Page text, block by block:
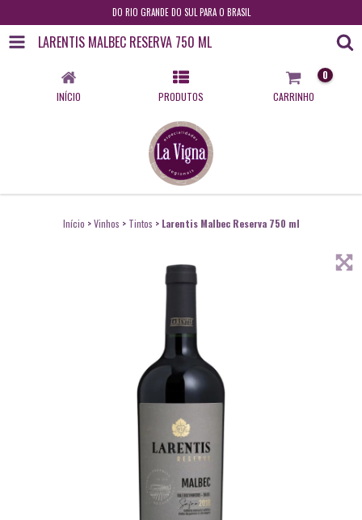
DO RIO GRANDE DO SUL PARA O BRASIL
LARENTIS MALBEC RESERVA 750 ML
INÍCIO PRODUTOS CARRINHO
0
Início > Vinhos > Tintos > Larentis Malbec Reserva 750 ml